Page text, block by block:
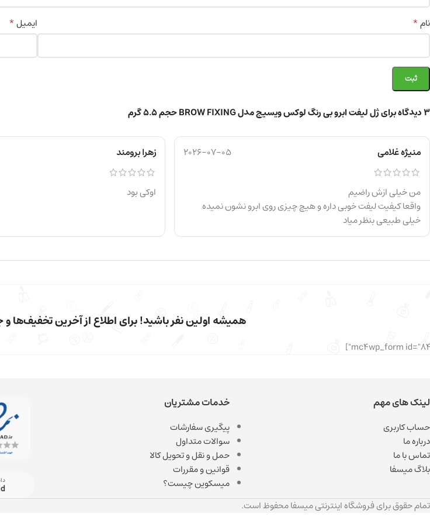
3 دیدگاه برای ژل لیفت ابرو بی‌ رنگ لوکس ویسیج مدل BROW FIXING حجم 5.5 گرم
منیژه غلامی 2026-07-05
من خیلی ازش راضیم
واقعا کیفیت لیفت خوبی داره و هیچ چیزی روی ابرو نشون نمیده
خیلی طبیعی بنظر میاد
زهرا برومند
اوکی بود
نام* ایمیل*
همیشه اولین نفر باشید! برای اطلاع از آخرین تخفیف‌ها و
لینک های مهم
حساب کاربری
درباره ما
تماس با ما
بلاگ میسفا
خدمات مشتریان
پیگیری سفارشات
سوالات متداول
حمل و نقل و تحویل کالا
قوانین و مقررات
میسکوین چیست؟
تمام حقوق برای فروشگاه اینترنتی میسفا محفوظ است.